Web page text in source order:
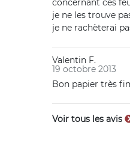
concernant ces
je ne les trouve
je ne rachèterai
Valentin F.
19 octobre 2013
Bon papier très
Voir tous les avis